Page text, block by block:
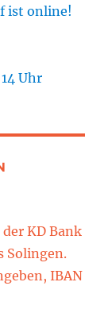
ist online!
Uhr
KD Bank
Solingen.
IBAN